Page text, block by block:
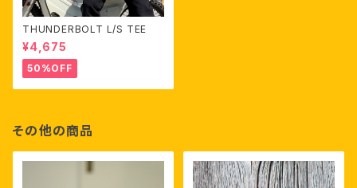
THUNDERBOLT L/S TEE
¥4,675
50%OFF
その他の商品